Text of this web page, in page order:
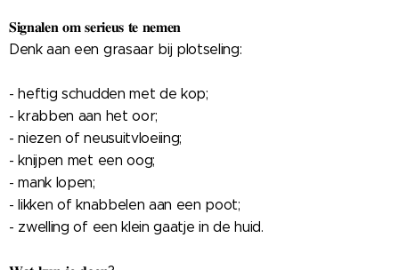
𝐒𝐢𝐠𝐧𝐚𝐥𝐞𝐧 𝐨𝐦 𝐬𝐞𝐫𝐢𝐞𝐮𝐬 𝐭𝐞 𝐧𝐞𝐦𝐞𝐧
Denk aan een grasaar bij plotseling:
- heftig schudden met de kop;
- krabben aan het oor;
- niezen of neusuitvloeiing;
- knijpen met een oog;
- mank lopen;
- likken of knabbelen aan een poot;
- zwelling of een klein gaatje in de huid.